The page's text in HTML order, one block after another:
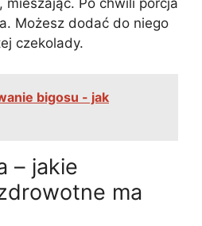
mieszając. Po chwili porcja
Możesz dodać do niego
czekolady.
bigosu - jak
– jakie
ma